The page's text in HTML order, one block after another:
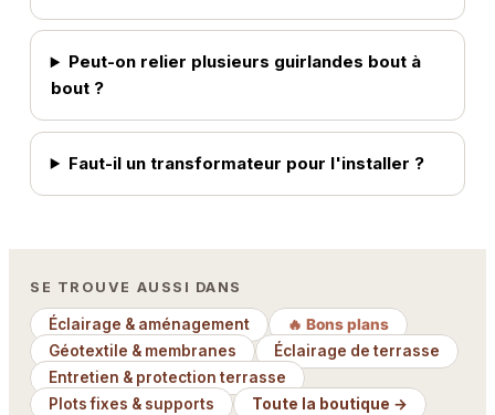
Peut-on relier plusieurs guirlandes bout à
bout ?
Faut-il un transformateur pour l'installer ?
SE TROUVE AUSSI DANS
Éclairage & aménagement
🔥 Bons plans
Géotextile & membranes
Éclairage de terrasse
Entretien & protection terrasse
Plots fixes & supports
Toute la boutique →